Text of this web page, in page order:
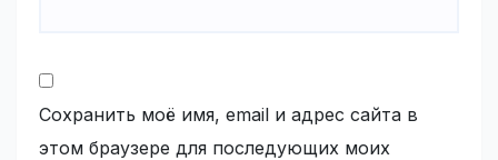
Сохранить моё имя, email и адрес сайта в
этом браузере для последующих моих